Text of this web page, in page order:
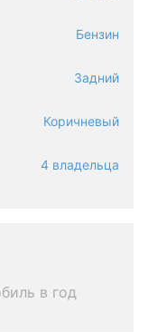
Бензин
Задний
Коричневый
4 владельца
в год